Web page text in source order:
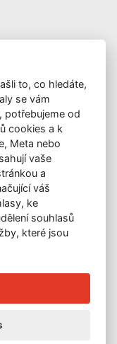
to, co hledáte,
se vám
potřebujeme od
cookies a k
Meta nebo
vaše
a
váš
ke
souhlasů
které jsou